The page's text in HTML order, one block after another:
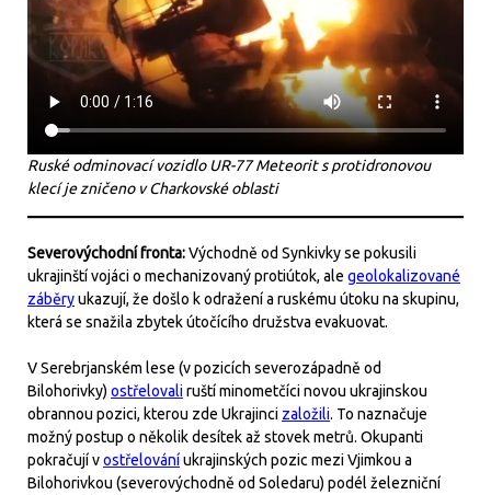
Ruské odminovací vozidlo UR-77 Meteorit s protidronovou
klecí je zničeno v Charkovské oblasti
Severovýchodní fronta:Východně od Synkivky se pokusili
ukrajinští vojáci o mechanizovaný protiútok, ale geolokalizované
záběryukazují, že došlo k odražení a ruskému útoku na skupinu,
která se snažila zbytek útočícího družstva evakuovat.
V Serebrjanském lese (v pozicích severozápadně od
Bilohorivky) ostřelovaliruští minometčíci novou ukrajinskou
obrannou pozici, kterou zde Ukrajinci založili. To naznačuje
možný postup o několik desítek až stovek metrů. Okupanti
pokračují vostřelováníukrajinských pozic mezi Vjimkou a
Bilohorivkou (severovýchodně od Soledaru) podél železniční